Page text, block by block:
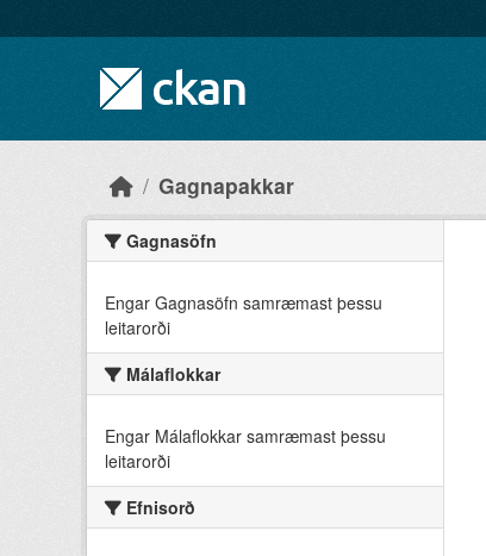
Gagnapakkar
Gagnasöfn
Engar Gagnasöfn samræmast þessu
leitarorði
Málaflokkar
Engar Málaflokkar samræmast þessu
leitarorði
Efnisorð